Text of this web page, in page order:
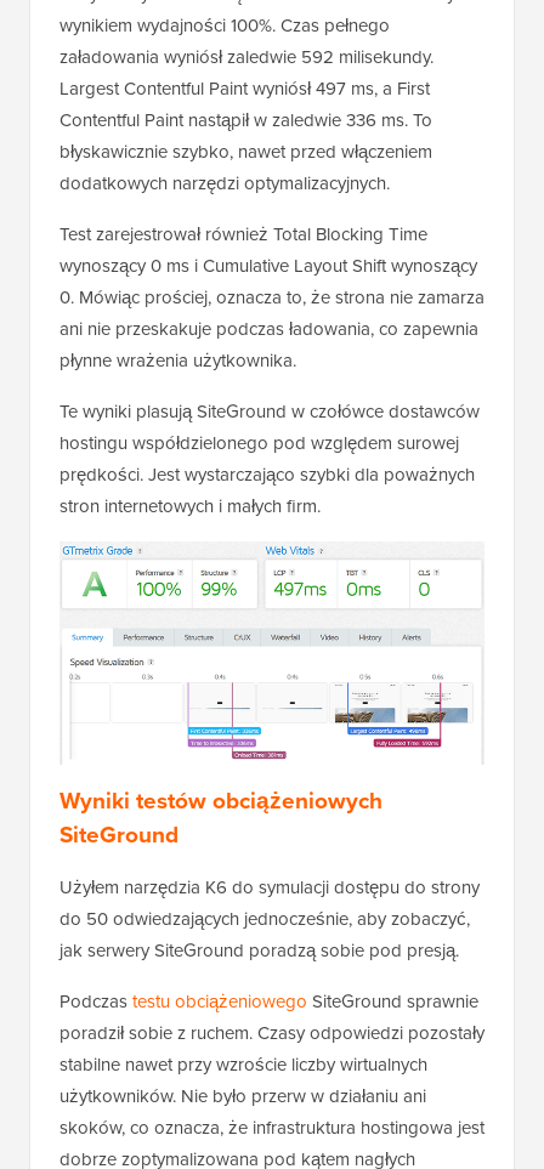
wynikiem wydajności 100%. Czas pełnego
załadowania wyniósł zaledwie 592 milisekundy.
Largest Contentful Paint wyniósł 497 ms, a First
Contentful Paint nastąpił w zaledwie 336 ms. To
błyskawicznie szybko, nawet przed włączeniem
dodatkowych narzędzi optymalizacyjnych.
Test zarejestrował również Total Blocking Time
wynoszący 0 ms i Cumulative Layout Shift wynoszący
0. Mówiąc prościej, oznacza to, że strona nie zamarza
ani nie przeskakuje podczas ładowania, co zapewnia
płynne wrażenia użytkownika.
Te wyniki plasują SiteGround w czołówce dostawców
hostingu współdzielonego pod względem surowej
prędkości. Jest wystarczająco szybki dla poważnych
stron internetowych i małych firm.
Wyniki testów obciążeniowych
SiteGround
Użyłem narzędzia K6 do symulacji dostępu do strony
do 50 odwiedzających jednocześnie, aby zobaczyć,
jak serwery SiteGround poradzą sobie pod presją.
Podczastestu obciążeniowego SiteGround sprawnie
poradził sobie z ruchem. Czasy odpowiedzi pozostały
stabilne nawet przy wzroście liczby wirtualnych
użytkowników. Nie było przerw w działaniu ani
skoków, co oznacza, że infrastruktura hostingowa jest
dobrze zoptymalizowana pod kątem nagłych